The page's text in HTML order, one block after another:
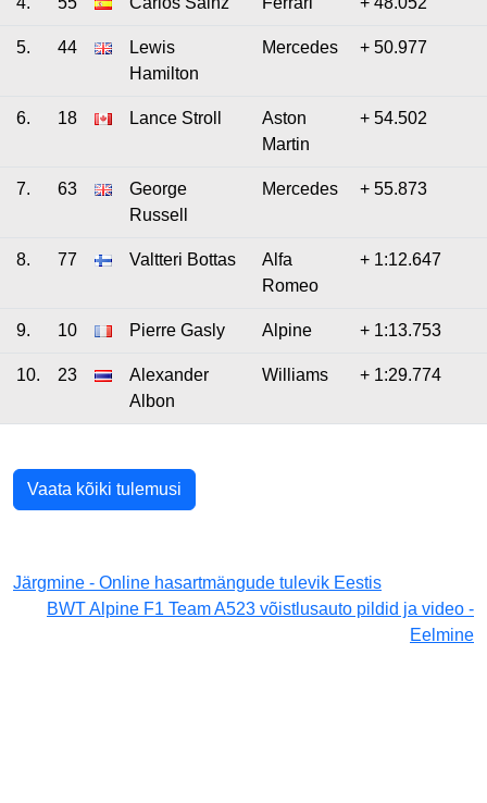
5. 44
Lewis
Hamilton
Mercedes + 50.977
6. 18 Lance Stroll
Aston
Martin
+ 54.502
7. 63
George
Russell
Mercedes + 55.873
8. 77 Valtteri Bottas
Alfa
Romeo
+ 1:12.647
9. 10 Pierre Gasly Alpine + 1:13.753
10. 23
Alexander
Albon
Williams + 1:29.774
Vaata kõiki tulemusi
Järgmine - Online hasartmängude tulevik Eestis
BWT Alpine F1 Team A523 võistlusauto pildid ja video -
Eelmine